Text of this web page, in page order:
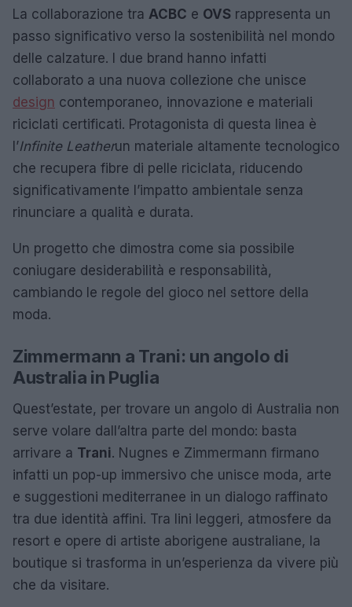
La collaborazione tra ACBC e OVS rappresenta un
passo significativo verso la sostenibilità nel mondo
delle calzature. I due brand hanno infatti
collaborato a una nuova collezione che unisce
design contemporaneo, innovazione e materiali
riciclati certificati. Protagonista di questa linea è
l’Infinite Leatherun materiale altamente tecnologico
che recupera fibre di pelle riciclata, riducendo
significativamente l’impatto ambientale senza
rinunciare a qualità e durata.
Un progetto che dimostra come sia possibile
coniugare desiderabilità e responsabilità,
cambiando le regole del gioco nel settore della
moda.
Zimmermann a Trani: un angolo di
Australia in Puglia
Quest’estate, per trovare un angolo di Australia non
serve volare dall’altra parte del mondo: basta
arrivare a Trani. Nugnes e Zimmermann firmano
infatti un pop-up immersivo che unisce moda, arte
e suggestioni mediterranee in un dialogo raffinato
tra due identità affini. Tra lini leggeri, atmosfere da
resort e opere di artiste aborigene australiane, la
boutique si trasforma in un’esperienza da vivere più
che da visitare.